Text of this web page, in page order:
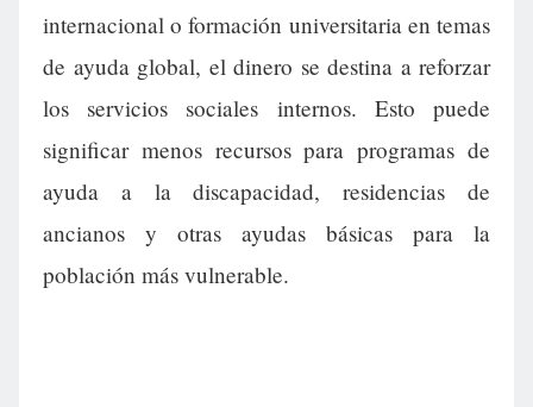
internacional o formación universitaria en temas
de ayuda global, el dinero se destina a reforzar
los servicios sociales internos. Esto puede
significar menos recursos para programas de
ayuda a la discapacidad, residencias de
ancianos y otras ayudas básicas para la
población más vulnerable.